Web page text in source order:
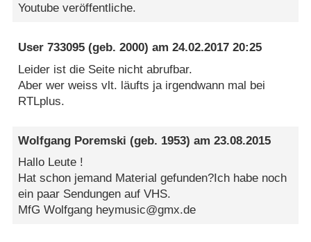
Youtube veröffentliche.
User 733095 (geb. 2000) am24.02.2017 20:25
Leider ist die Seite nicht abrufbar.
Aber wer weiss vlt. läufts ja irgendwann mal bei
RTLplus.
Wolfgang Poremski (geb. 1953) am23.08.2015
Hallo Leute !
Hat schon jemand Material gefunden?Ich habe noch
ein paar Sendungen auf VHS.
MfG Wolfgang heymusic@gmx.de